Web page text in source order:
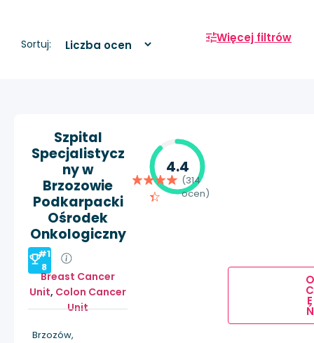
Sortuj: Więcej filtrów
Szpital
Specjalistycz
ny w
Brzozowie
Podkarpacki
Ośrodek
Onkologiczny
#1
8
Breast Cancer
Unit, Colon Cancer
Unit
Brzozów,
4.4
(314
ocen)
O
C
E
Ń